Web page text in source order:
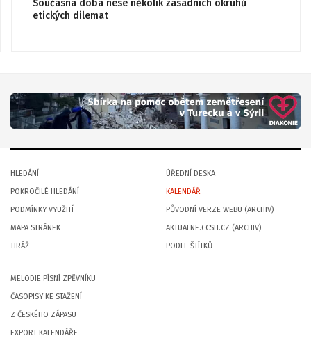
Současná doba nese několik zásadních okruhů
etických dilemat
HLEDÁNÍ
POKROČILÉ HLEDÁNÍ
PODMÍNKY VYUŽITÍ
MAPA STRÁNEK
TIRÁŽ
ÚŘEDNÍ DESKA
KALENDÁŘ
PŮVODNÍ VERZE WEBU (ARCHIV)
AKTUALNE.CCSH.CZ (ARCHIV)
PODLE ŠTÍTKŮ
MELODIE PÍSNÍ ZPĚVNÍKU
ČASOPISY KE STAŽENÍ
Z ČESKÉHO ZÁPASU
EXPORT KALENDÁŘE